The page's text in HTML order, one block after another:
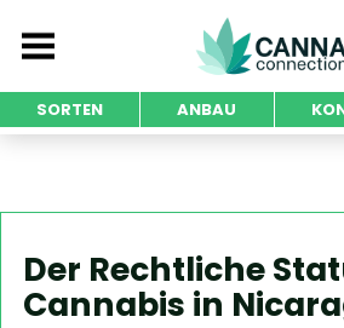
SORTEN ANBAU
Der Rechtliche
Cannabis in